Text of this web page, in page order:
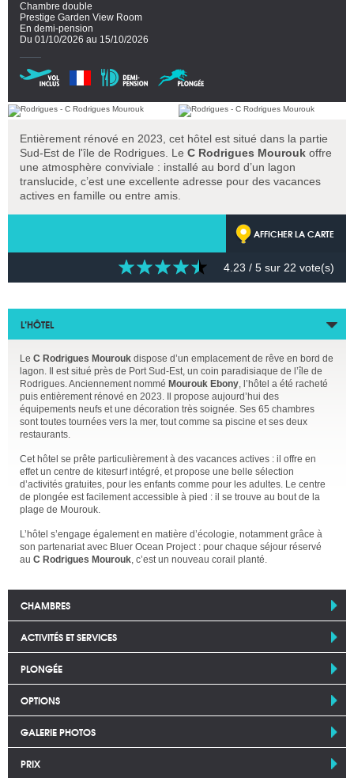
Chambre double
Prestige Garden View Room
En demi-pension
Du 01/10/2026 au 15/10/2026
Entièrement rénové en 2023, cet hôtel est situé dans la partie
Sud-Est de l'île de Rodrigues. Le C Rodrigues Mourouk offre
une atmosphère conviviale : installé au bord d’un lagon
translucide, c’est une excellente adresse pour des vacances
actives en famille ou entre amis.
AFFICHER LA CARTE
4.23 / 5 sur 22 vote(s)
L’HÔTEL
Le C Rodrigues Mourouk dispose d’un emplacement de rêve en bord de
lagon. Il est situé près de Port Sud-Est, un coin paradisiaque de l’île de
Rodrigues. Anciennement nommé Mourouk Ebony, l’hôtel a été racheté
puis entièrement rénové en 2023. Il propose aujourd’hui des
équipements neufs et une décoration très soignée. Ses 65 chambres
sont toutes tournées vers la mer, tout comme sa piscine et ses deux
restaurants.
Cet hôtel se prête particulièrement à des vacances actives : il offre en
effet un centre de kitesurf intégré, et propose une belle sélection
d’activités gratuites, pour les enfants comme pour les adultes. Le centre
de plongée est facilement accessible à pied : il se trouve au bout de la
plage de Mourouk.
L’hôtel s’engage également en matière d’écologie, notamment grâce à
son partenariat avec Bluer Ocean Project : pour chaque séjour réservé
au C Rodrigues Mourouk, c’est un nouveau corail planté.
CHAMBRES
ACTIVITÉS ET SERVICES
PLONGÉE
OPTIONS
GALERIE PHOTOS
PRIX